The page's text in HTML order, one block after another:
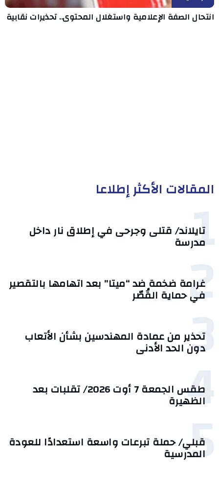
انتحال الصفة الإعلامية واستغلال المحتوى.. تحذيرات نقابية
المقالات الأكثر إطلاعا
1
تايلاند/ قتلى وجرحى في إطلاق نار داخل
مدرسة
2
غرامة ضخمة ضد “ميتا” بعد اتهامها بالتقصير
في حماية القُصّر
3
تحذير من عمادة المهندسين بشأن الأتعاب
دون الحد الأدنى
4 طقس الجمعة 7 أوت 2026/ تقلبات بعد
الظهيرة
5
قبلي/ حملة تبرعات واسعة استعدادًا للعودة
المدرسية